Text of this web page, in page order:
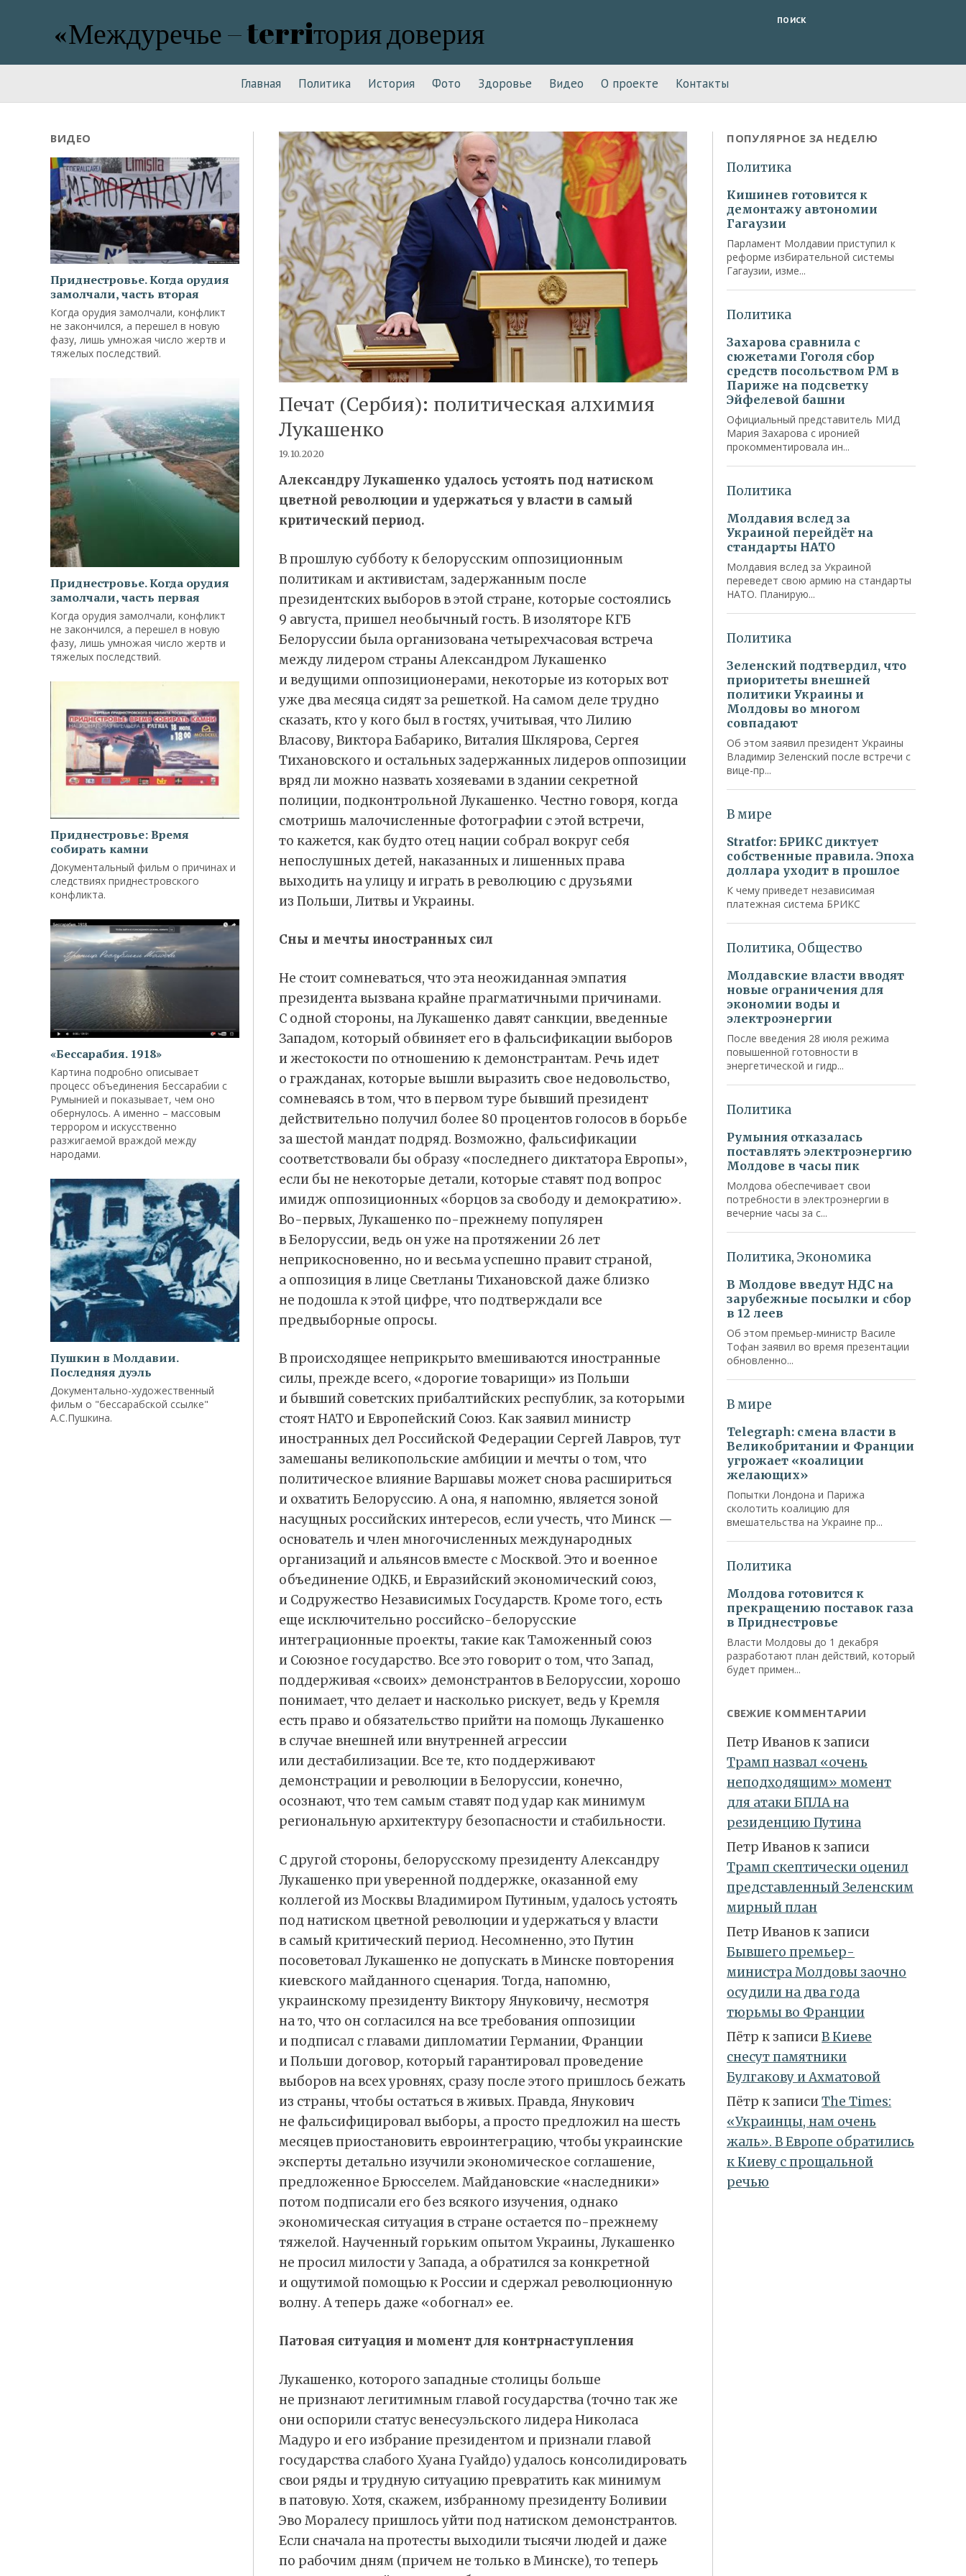
«Междуречье – terriтория доверия ПОИСК
Главная Политика История Фото Здоровье Видео О проекте Контакты
ВИДЕО
Приднестровье. Когда орудия
замолчали, часть вторая
Когда орудия замолчали, конфликт
не закончился, а перешел в новую
фазу, лишь умножая число жертв и
тяжелых последствий.
Приднестровье. Когда орудия
замолчали, часть первая
Когда орудия замолчали, конфликт
не закончился, а перешел в новую
фазу, лишь умножая число жертв и
тяжелых последствий.
Приднестровье: Время
собирать камни
Документальный фильм о причинах и
следствиях приднестровского
конфликта.
«Бессарабия. 1918»
Картина подробно описывает
процесс объединения Бессарабии с
Румынией и показывает, чем оно
обернулось. А именно – массовым
террором и искусственно
разжигаемой враждой между
народами.
Пушкин в Молдавии.
Последняя дуэль
Документально-художественный
фильм о "бессарабской ссылке"
А.С.Пушкина.
Печат (Сербия): политическая алхимия
Лукашенко
19.10.2020
Александру Лукашенко удалось устоять под натиском
цветной революции и удержаться у власти в самый
критический период.
В прошлую субботу к белорусским оппозиционным
политикам и активистам, задержанным после
президентских выборов в этой стране, которые состоялись
9 августа, пришел необычный гость. В изоляторе КГБ
Белоруссии была организована четырехчасовая встреча
между лидером страны Александром Лукашенко
и ведущими оппозиционерами, некоторые из которых вот
уже два месяца сидят за решеткой. На самом деле трудно
сказать, кто у кого был в гостях, учитывая, что Лилию
Власову, Виктора Бабарико, Виталия Шклярова, Сергея
Тихановского и остальных задержанных лидеров оппозиции
вряд ли можно назвать хозяевами в здании секретной
полиции, подконтрольной Лукашенко. Честно говоря, когда
смотришь малочисленные фотографии с этой встречи,
то кажется, как будто отец нации собрал вокруг себя
непослушных детей, наказанных и лишенных права
выходить на улицу и играть в революцию с друзьями
из Польши, Литвы и Украины.
Сны и мечты иностранных сил
Не стоит сомневаться, что эта неожиданная эмпатия
президента вызвана крайне прагматичными причинами.
С одной стороны, на Лукашенко давят санкции, введенные
Западом, который обвиняет его в фальсификации выборов
и жестокости по отношению к демонстрантам. Речь идет
о гражданах, которые вышли выразить свое недовольство,
сомневаясь в том, что в первом туре бывший президент
действительно получил более 80 процентов голосов в борьбе
за шестой мандат подряд. Возможно, фальсификации
соответствовали бы образу «последнего диктатора Европы»,
если бы не некоторые детали, которые ставят под вопрос
имидж оппозиционных «борцов за свободу и демократию».
Во-первых, Лукашенко по-прежнему популярен
в Белоруссии, ведь он уже на протяжении 26 лет
неприкосновенно, но и весьма успешно правит страной,
а оппозиция в лице Светланы Тихановской даже близко
не подошла к этой цифре, что подтверждали все
предвыборные опросы.
В происходящее неприкрыто вмешиваются иностранные
силы, прежде всего, «дорогие товарищи» из Польши
и бывший советских прибалтийских республик, за которыми
стоят НАТО и Европейский Союз. Как заявил министр
иностранных дел Российской Федерации Сергей Лавров, тут
замешаны великопольские амбиции и мечты о том, что
политическое влияние Варшавы может снова расшириться
и охватить Белоруссию. А она, я напомню, является зоной
насущных российских интересов, если учесть, что Минск —
основатель и член многочисленных международных
организаций и альянсов вместе с Москвой. Это и военное
объединение ОДКБ, и Евразийский экономический союз,
и Содружество Независимых Государств. Кроме того, есть
еще исключительно российско-белорусские
интеграционные проекты, такие как Таможенный союз
и Союзное государство. Все это говорит о том, что Запад,
поддерживая «своих» демонстрантов в Белоруссии, хорошо
понимает, что делает и насколько рискует, ведь у Кремля
есть право и обязательство прийти на помощь Лукашенко
в случае внешней или внутренней агрессии
или дестабилизации. Все те, кто поддерживают
демонстрации и революции в Белоруссии, конечно,
осознают, что тем самым ставят под удар как минимум
региональную архитектуру безопасности и стабильности.
С другой стороны, белорусскому президенту Александру
Лукашенко при уверенной поддержке, оказанной ему
коллегой из Москвы Владимиром Путиным, удалось устоять
под натиском цветной революции и удержаться у власти
в самый критический период. Несомненно, это Путин
посоветовал Лукашенко не допускать в Минске повторения
киевского майданного сценария. Тогда, напомню,
украинскому президенту Виктору Януковичу, несмотря
на то, что он согласился на все требования оппозиции
и подписал с главами дипломатии Германии, Франции
и Польши договор, который гарантировал проведение
выборов на всех уровнях, сразу после этого пришлось бежать
из страны, чтобы остаться в живых. Правда, Янукович
не фальсифицировал выборы, а просто предложил на шесть
месяцев приостановить евроинтеграцию, чтобы украинские
эксперты детально изучили экономическое соглашение,
предложенное Брюсселем. Майдановские «наследники»
потом подписали его без всякого изучения, однако
экономическая ситуация в стране остается по-прежнему
тяжелой. Наученный горьким опытом Украины, Лукашенко
не просил милости у Запада, а обратился за конкретной
и ощутимой помощью к России и сдержал революционную
волну. А теперь даже «обогнал» ее.
Патовая ситуация и момент для контрнаступления
Лукашенко, которого западные столицы больше
не признают легитимным главой государства (точно так же
они оспорили статус венесуэльского лидера Николаса
Мадуро и его избрание президентом и признали главой
государства слабого Хуана Гуайдо) удалось консолидировать
свои ряды и трудную ситуацию превратить как минимум
в патовую. Хотя, скажем, избранному президенту Боливии
Эво Моралесу пришлось уйти под натиском демонстрантов.
Если сначала на протесты выходили тысячи людей и даже
по рабочим дням (причем не только в Минске), то теперь
ПОПУЛЯРНОЕ ЗА НЕДЕЛЮ
СВЕЖИЕ КОММЕНТАРИИ
Петр Ивановк записи
Трамп назвал «очень
неподходящим» момент
для атаки БПЛА на
резиденцию Путина
Петр Ивановк записи
Трамп скептически оценил
представленный Зеленским
мирный план
Петр Ивановк записи
Бывшего премьер-
министра Молдовы заочно
осудили на два года
тюрьмы во Франции
Пётр к записиВ Киеве
снесут памятники
Булгакову и Ахматовой
Пётр к записиТhe Times:
«Украинцы, нам очень
жаль». В Европе обратились
к Киеву с прощальной
речью